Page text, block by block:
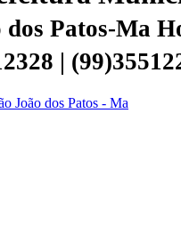
Patos-Ma
|
João dos Patos - Ma